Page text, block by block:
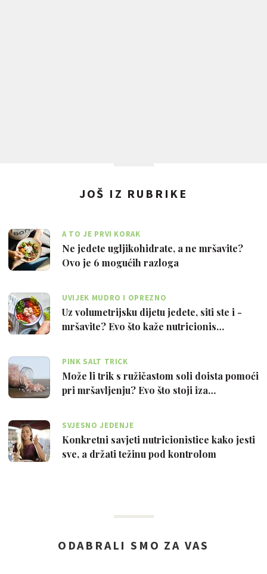
JOŠ IZ RUBRIKE
A TO JE PRVI KORAK
Ne jedete ugljikohidrate, a ne mršavite?
Ovo je 6 mogućih razloga
UVIJEK MUDRO I OPREZNO
Uz volumetrijsku dijetu jedete, siti ste i -
mršavite? Evo što kaže nutricionis…
PINK SALT TRICK
Može li trik s ružičastom soli doista pomoći
pri mršavljenju? Evo što stoji iza…
SVJESNO JEDENJE
Konkretni savjeti nutricionistice kako jesti
sve, a držati težinu pod kontrolom